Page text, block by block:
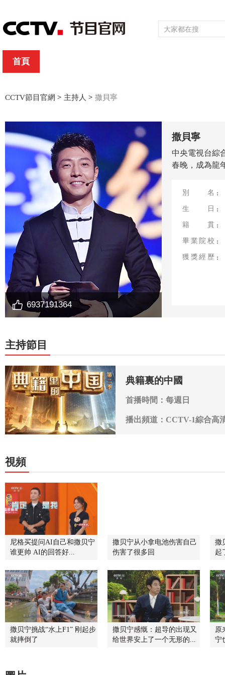
首頁
CCTV節目官網 > 主持人 > 撒貝寧
6937191364
撒貝寧
中央電視台綜
春晚，成為龍
別名
生日
籍貫
畢業院校
獲獎經歷
主持節目
典籍裏的中國
首播時間：每週日
播出頻道：CCTV-1綜合高
視頻
尼格买提问AI自己和撒贝宁
谁更帅 AI的回答好...
撒贝宁从小拿电池伤害自己
伤害了很多回
撒
起
撒贝宁挑战“水上F1” 刚起步
就摔倒了
撒贝宁感慨：超导的出现又
给世界安上了一个无形的...
原
宁